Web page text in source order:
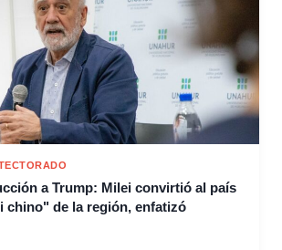
a Trump: Milei convirtió al país
chino" de la región, enfatizó